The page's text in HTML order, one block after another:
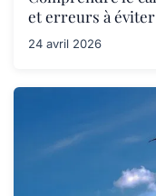
et erreurs à éviter
24 avril 2026